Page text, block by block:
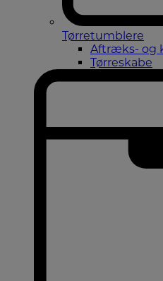
Tørretumblere
Aftræks- og
Tørreskabe